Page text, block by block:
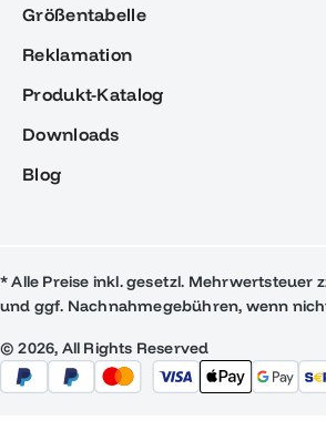
Größentabelle
Reklamation
Produkt-Katalog
Downloads
Blog
* Alle Preise inkl. gesetzl. Mehrwertsteuer
und ggf. Nachnahmegebühren, wenn
© 2026, All Rights Reserved